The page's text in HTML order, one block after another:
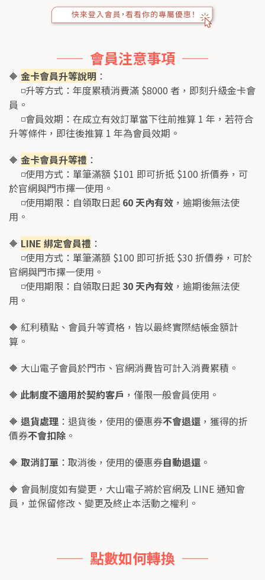
——  會員注意事項  ——
🔶 金卡會員升等說明 ：
員。
升等條件，即往後推算 1 年為會員效期。
🔶 金卡會員升等禮 ：
於官網與門市擇一使用。
     ◽使用期限：自領取日起
60 天內有效 ，逾期後無法使
用。
🔶 LINE 綁定會員禮 ：
官網與門市擇一使用。
     ◽使用期限：自領取日起
30 天內有效 ，逾期後無法使
用。
🔶 紅利積點、會員升等資格，皆以最終實際結帳金額計
算。
🔶 大山電子會員於門市、官網消費皆可計入消費累積。
🔶 此制度不適用於契約客戶 ，僅限一般會員使用。
🔶 退貨處理 ：退貨後，使用的優惠券不會退還 ，獲得的折
價券不會扣除 。
🔶 取消訂單 ：取消後，使用的優惠券自動退還 。
🔶 會員制度如有變更，大山電子將於官網及 LINE 通知會
員，並保留修改、變更及終止本活動之權利。
——  點數如何轉換  ——